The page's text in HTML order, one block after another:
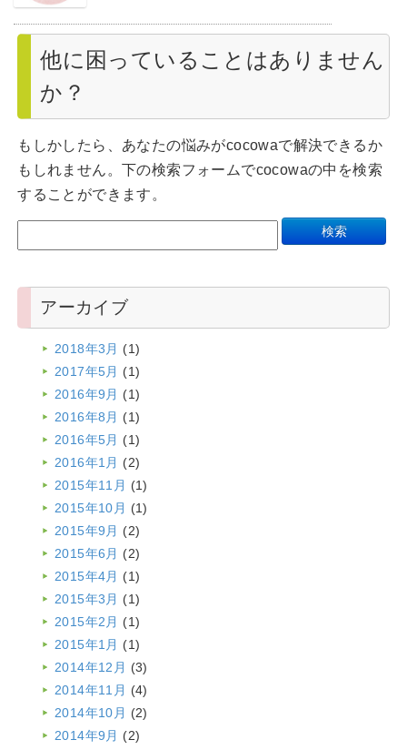
他に困っていることはありません
か？
もしかしたら、あなたの悩みがcocowaで解決できるか
もしれません。下の検索フォームでcocowaの中を検索
することができます。
アーカイブ
2018年3月 (1)
2017年5月 (1)
2016年9月 (1)
2016年8月 (1)
2016年5月 (1)
2016年1月 (2)
2015年11月 (1)
2015年10月 (1)
2015年9月 (2)
2015年6月 (2)
2015年4月 (1)
2015年3月 (1)
2015年2月 (1)
2015年1月 (1)
2014年12月 (3)
2014年11月 (4)
2014年10月 (2)
2014年9月 (2)